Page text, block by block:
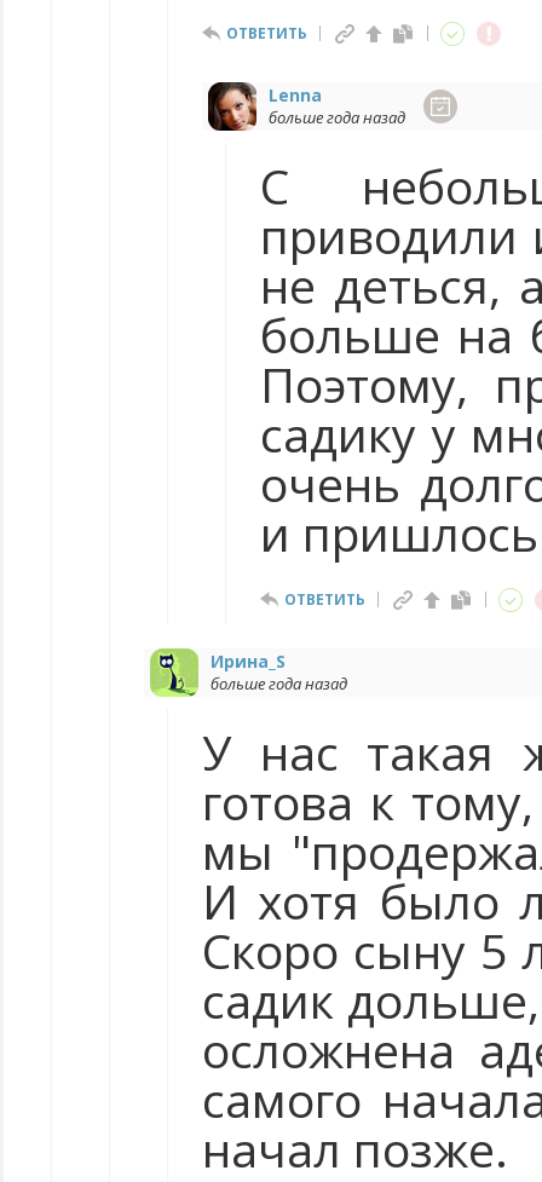
ОТВЕТИТЬ
Lenna
больше года назад
С
приводили
не деться,
больше на
Поэтому,
садику у
очень
и
ОТВЕТИТЬ
Ирина_S
больше года назад
У нас такая
готова к
мы
И хотя было
Скоро сыну 5
садик
осложнена
самого
начал позже.